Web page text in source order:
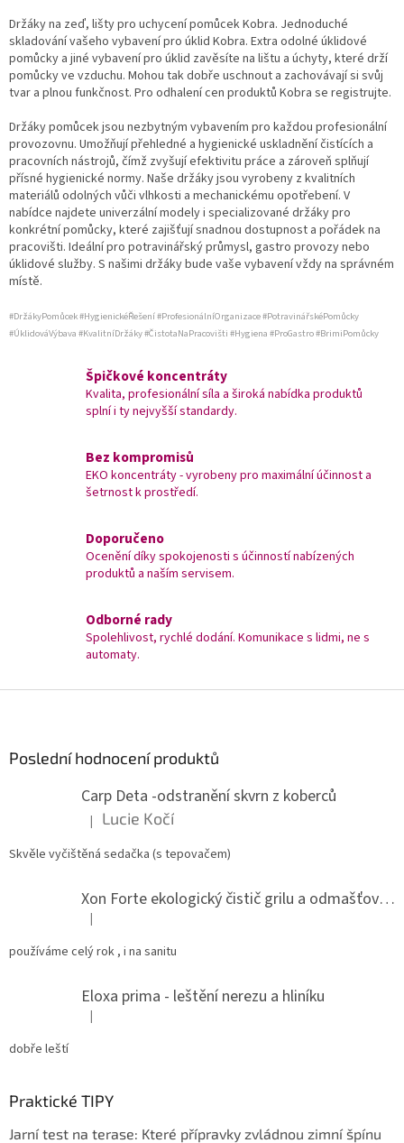
l
á
d
a
c
p
r
v
k
y
v
ý
p
i
Držáky na zeď, lišty pro uchycení pomůcek Kobra. Jednoduché
skladování vašeho vybavení pro úklid Kobra. Extra odolné úklidové
pomůcky a jiné vybavení pro úklid zavěsíte na lištu a úchyty, které drží
pomůcky ve vzduchu. Mohou tak dobře uschnout a zachovávají si svůj
tvar a plnou funkčnost. Pro odhalení cen produktů Kobra se registrujte.
Držáky pomůcek jsou nezbytným vybavením pro každou profesionální
provozovnu. Umožňují přehledné a hygienické uskladnění čistících a
pracovních nástrojů, čímž zvyšují efektivitu práce a zároveň splňují
přísné hygienické normy. Naše držáky jsou vyrobeny z kvalitních
materiálů odolných vůči vlhkosti a mechanickému opotřebení. V
nabídce najdete univerzální modely i specializované držáky pro
konkrétní pomůcky, které zajišťují snadnou dostupnost a pořádek na
pracovišti. Ideální pro potravinářský průmysl, gastro provozy nebo
úklidové služby. S našimi držáky bude vaše vybavení vždy na správném
místě.
#DržákyPomůcek #HygienickéŘešení #ProfesionálníOrganizace #PotravinářskéPomůcky
#ÚklidováVýbava #KvalitníDržáky #ČistotaNaPracovišti #Hygiena #ProGastro #BrimiPomůcky
Špičkové koncentráty
Kvalita, profesionální síla a široká nabídka produktů
splní i ty nejvyšší standardy.
Bez kompromisů
EKO koncentráty - vyrobeny pro maximální účinnost a
šetrnost k prostředí.
Doporučeno
Ocenění díky spokojenosti s účinností nabízených
produktů a naším servisem.
Odborné rady
Spolehlivost, rychlé dodání. Komunikace s lidmi, ne s
automaty.
Poslední hodnocení produktů
Carp Deta -odstranění skvrn z koberců
Hodnocení produktu je 5 z 5 hvězdiček.
| Lucie Kočí
Skvěle vyčištěná sedačka (s tepovačem)
Xon Forte ekologický čistič grilu a odmašťovač do kuchyně
Hodnocení produktu je 5 z 5 hvězdiček.
|
používáme celý rok , i na sanitu
Eloxa prima - leštění nerezu a hliníku
Hodnocení produktu je 5 z 5 hvězdiček.
|
dobře leští
Praktické TIPY
Jarní test na terase: Které přípravky zvládnou zimní špínu